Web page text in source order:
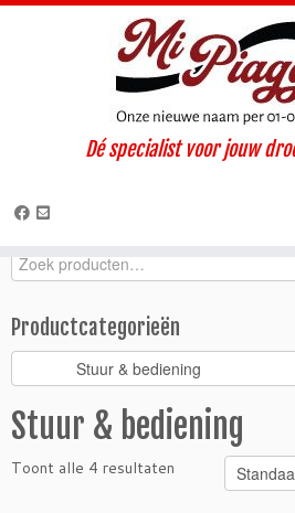
Dé specialist voor jouw
Onderdelen / accessoires » Ape
Zoeken
Zoeken
naar:
Productcategorieën
Stuur & bediening
Toont alle 4 resultaten